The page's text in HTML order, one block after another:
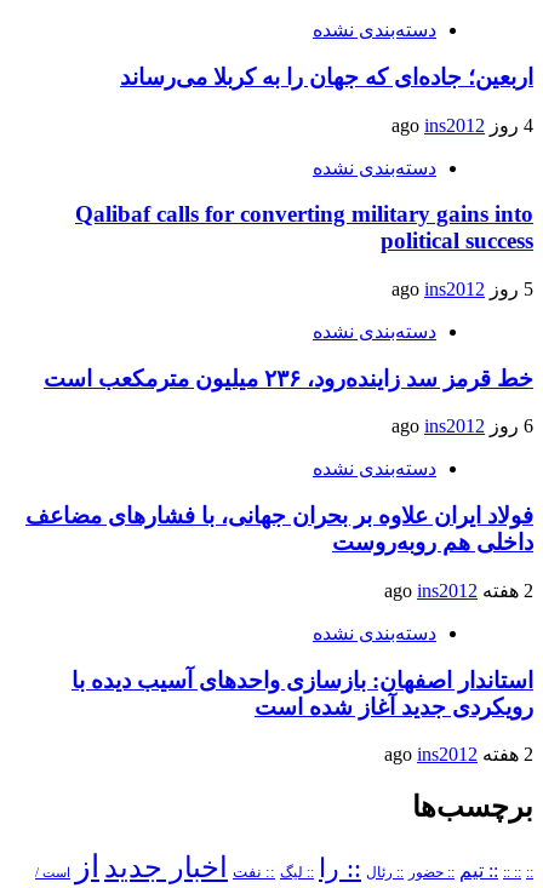
دسته‌بندی نشده
اربعین؛ جاده‌ای که جهان را به کربلا می‌رساند
4 روز ago ins2012
دسته‌بندی نشده
Qalibaf calls for converting military gains into
political success
5 روز ago ins2012
دسته‌بندی نشده
خط قرمز سد زاینده‌رود، ۲۳۶ میلیون مترمکعب است
6 روز ago ins2012
دسته‌بندی نشده
فولاد ایران علاوه بر بحران جهانی، با فشارهای مضاعف
داخلی هم روبه‌روست
2 هفته ago ins2012
دسته‌بندی نشده
استاندار اصفهان: بازسازی واحدهای آسیب دیده با
رویکردی جدید آغاز شده است
2 هفته ago ins2012
برچسب‌ها
::
:: :: :: تیم :: حضور :: رئال :: را :: لیگ :: نفت اخبار جدید از است /